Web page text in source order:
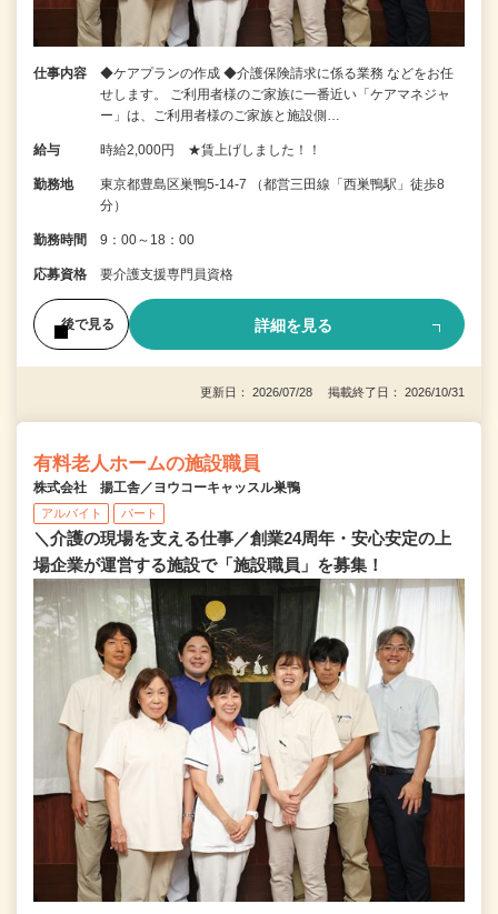
仕事内容
◆ケアプランの作成 ◆介護保険請求に係る業務 などをお任
せします。 ご利用者様のご家族に一番近い「ケアマネジャ
ー」は、ご利用者様のご家族と施設側…
給与 時給2,000円 ★賃上げしました！！
勤務地
東京都豊島区巣鴨5-14-7 （都営三田線「西巣鴨駅」徒歩8
分）
勤務時間 9：00～18：00
応募資格 要介護支援専門員資格
後で見る 詳細を見る
更新日： 2026/07/28 掲載終了日： 2026/10/31
有料老人ホームの施設職員
株式会社 揚工舎／ヨウコーキャッスル巣鴨
アルバイト パート
＼介護の現場を支える仕事／創業24周年・安心安定の上
場企業が運営する施設で「施設職員」を募集！